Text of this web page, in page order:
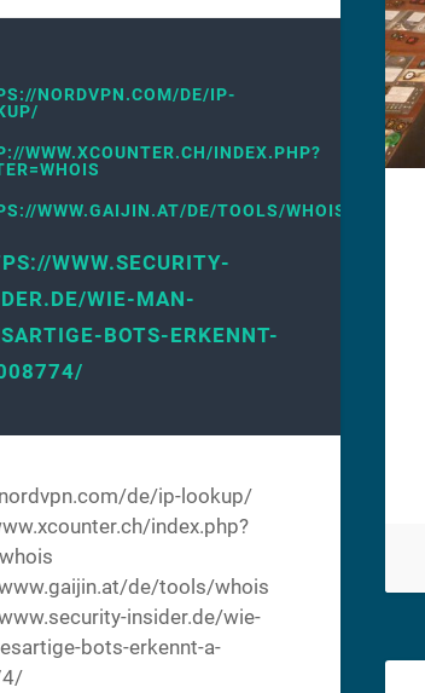
NORDVPN.COM/DE/IP-
WWW.XCOUNTER.CH/INDEX.PHP?
WWW.GAIJIN.AT/DE/TOOLS/WHOIS
WWW.SECURITY-
WIE-MAN-
BOTS-ERKENNT-
de/ip-lookup/
index.php?
de/tools/whois
insider.de/wie-
bots-erkennt-a-